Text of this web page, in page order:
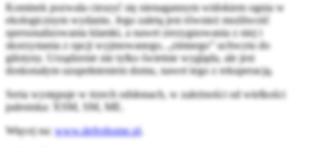
Kominek pozwala cieszyć się nienagannym widokiem ognia w
ekologicznym wydaniu. Jego zaletą jest również możliwość
spersonalizowania klamki, a nawet zrezygnowania z niej i
skorzystania z opcji wyjmowanego, „zimnego” uchwytu do
gilotyny. Urządzenie nie tylko świetnie wygląda, ale jest
doskonałym uzupełnieniem domu, nawet tego z rekuperacją.
Seria występuje w trzech odsłonach, w zależności od wielkości
paleniska: XSM, SM, ME.
Więcej na:www.defrohome.pl.